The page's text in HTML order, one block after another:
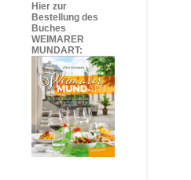
Hier zur
Bestellung des
Buches
WEIMARER
MUNDART: